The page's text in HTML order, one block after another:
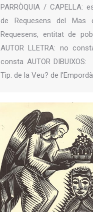
PARRÒQUIA / CAPELLA:
de Requesens del Mas
Requesens, entitat de
AUTOR LLETRA: no
consta AUTOR
Tip. de la Veu? de